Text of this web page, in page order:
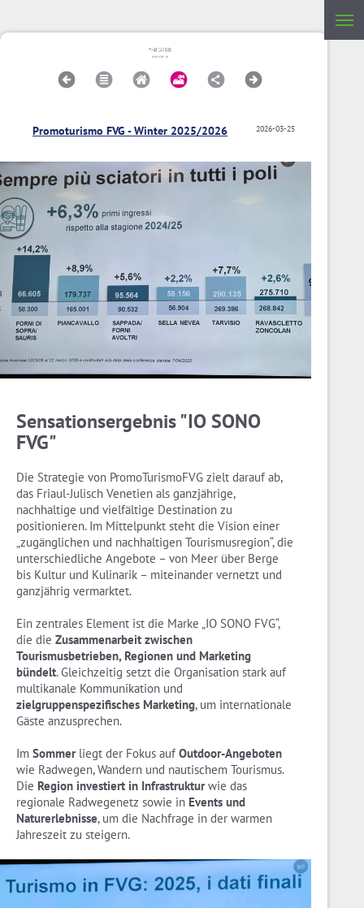
2026-03-25
Promoturismo FVG - Winter 2025/2026
Sensationsergebnis "IO SONO
FVG"
Die Strategie von PromoTurismoFVG zielt darauf ab,
das Friaul-Julisch Venetien als ganzjährige,
nachhaltige und vielfältige Destination zu
positionieren. Im Mittelpunkt steht die Vision einer
„zugänglichen und nachhaltigen Tourismusregion“, die
unterschiedliche Angebote – von Meer über Berge
bis Kultur und Kulinarik – miteinander vernetzt und
ganzjährig vermarktet.
Ein zentrales Element ist die Marke „IO SONO FVG“,
die die Zusammenarbeit zwischen
Tourismusbetrieben, Regionen und Marketing
bündelt. Gleichzeitig setzt die Organisation stark auf
multikanale Kommunikation und
zielgruppenspezifisches Marketing, um internationale
Gäste anzusprechen.
Im Sommerliegt der Fokus auf Outdoor-Angeboten
wie Radwegen, Wandern und nautischem Tourismus.
Die Region investiert in Infrastrukturwie das
regionale Radwegenetz sowie in Events und
Naturerlebnisse, um die Nachfrage in der warmen
Jahreszeit zu steigern.